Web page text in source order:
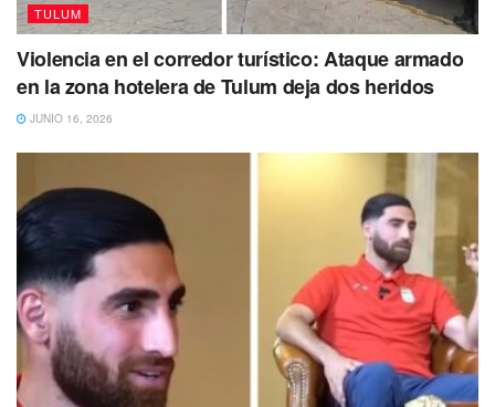
TULUM
Violencia en el corredor turístico: Ataque armado
en la zona hotelera de Tulum deja dos heridos
JUNIO 16, 2026